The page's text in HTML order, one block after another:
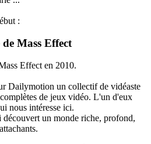
:
Mass Effect
Effect en 2010.
Dailymotion un collectif de vidéaste
de jeux vidéo. L'un d'eux
nous intéresse ici.
découvert un monde riche, profond,